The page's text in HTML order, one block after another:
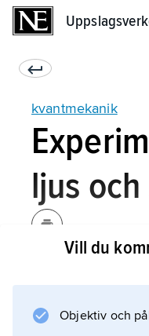
kvantmekanik
ljus
tunt ljus svärtar
plåten. Med
Vill du
Objektiv och